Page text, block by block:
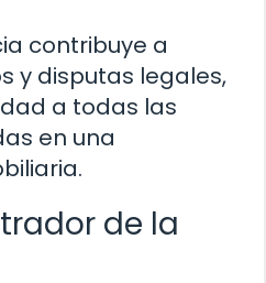
contribuye a
y disputas legales,
a todas las
en una
de la